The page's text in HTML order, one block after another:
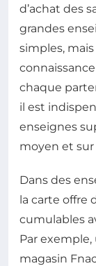
d’achat des
grandes
simples,
chaque
il est
enseignes
moyen et sur
Dans des
la carte offre
cumulables
Par
magasin